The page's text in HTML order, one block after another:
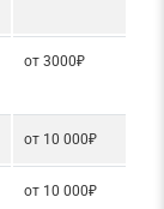
от 3000₽
от 10 000₽
от 10 000₽